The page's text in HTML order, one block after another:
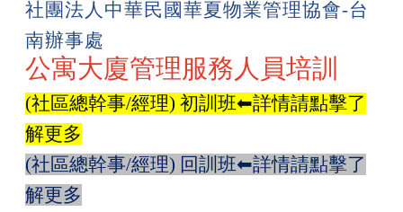
社團法人中華民國華夏物業管理協會-台
南辦事處
公寓大廈管理服務人員培訓
(社區總幹事/經理) 初訓班⬅詳情請點擊了
解更多
(社區總幹事/經理) 回訓 班⬅詳情請點擊了
解更多